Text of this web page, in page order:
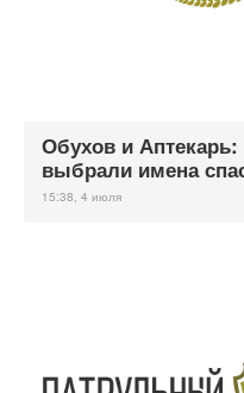
Обухов и Аптекарь:
выбрали имена
15:38, 4 июля